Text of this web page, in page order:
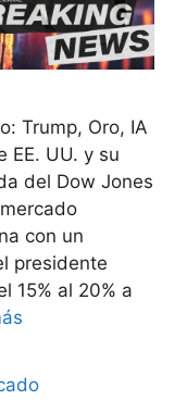
Trump, Oro, IA
EE. UU. y su
del Dow Jones
con un
presidente
15% al 20% a